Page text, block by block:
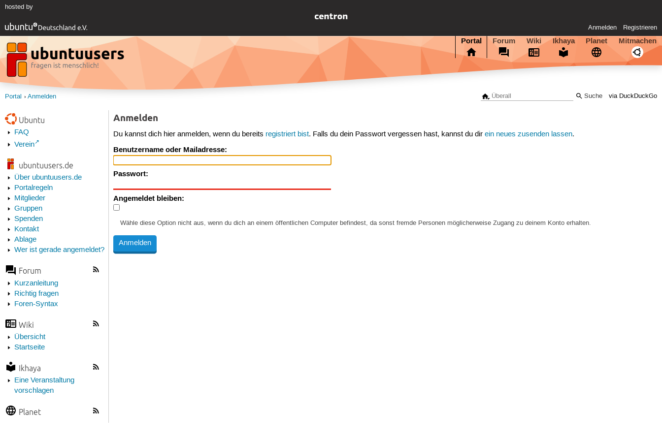
hosted by
Anmelden Registrieren
Portal Forum Wiki Ikhaya Planet Mitmachen
via DuckDuckGo
Portal Anmelden
Ubuntu
FAQ
Verein
ubuntuusers.de
Über ubuntuusers.de
Portalregeln
Mitglieder
Gruppen
Spenden
Kontakt
Ablage
Wer ist gerade angemeldet?
Forum
Kurzanleitung
Richtig fragen
Foren-Syntax
Wiki
Übersicht
Startseite
Ikhaya
Eine Veranstaltung
vorschlagen
Planet
Anmelden
Du kannst dich hier anmelden, wenn du bereits registriert bist. Falls du dein Passwort vergessen hast, kannst du direin neues zusenden lassen.
Benutzername oder Mailadresse:
Passwort:
Angemeldet bleiben:
Wähle diese Option nicht aus, wenn du dich an einem öffentlichen Computer befindest, da sonst fremde Personen möglicherweise Zugang zu deinem Konto erhalten.